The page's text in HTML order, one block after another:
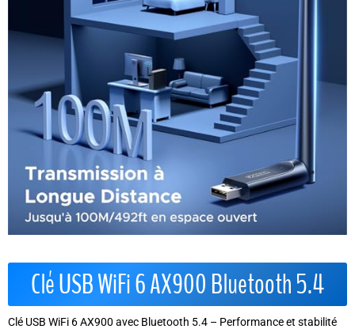
Clé USB WiFi 6 AX900 Bluetooth 5.4
Clé USB WiFi 6 AX900 avec Bluetooth 5.4 – Performance et stabilité